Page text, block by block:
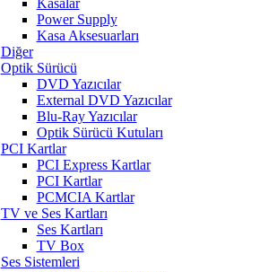
Kasalar
Power Supply
Kasa Aksesuarları
Diğer
Optik Sürücü
DVD Yazıcılar
External DVD Yazıcılar
Blu-Ray Yazıcılar
Optik Sürücü Kutuları
PCI Kartlar
PCI Express Kartlar
PCI Kartlar
PCMCIA Kartlar
TV ve Ses Kartları
Ses Kartları
TV Box
Ses Sistemleri